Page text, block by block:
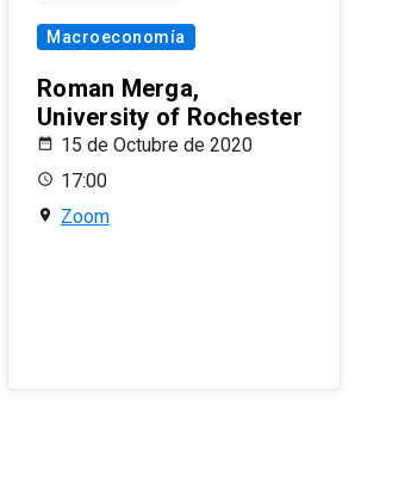
Macroeconomía
Roman Merga,
University of Rochester
15 de Octubre de 2020
17:00
Zoom